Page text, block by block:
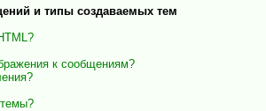
и типы создаваемых тем
к сообщениям?